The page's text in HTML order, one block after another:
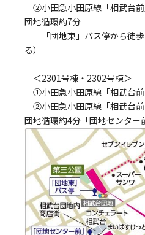
②小田急小田原線「相武台
団地循環約7分
「団地東」バス停から徒
る）
＜2301号棟・2302号棟＞
①小田急小田原線「相武台
②小田急小田原線「相武台
団地循環約4分「団地センタ